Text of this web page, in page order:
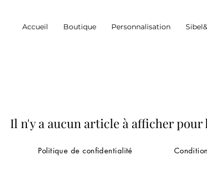
Accueil Boutique Personnalisation
Il n'y a aucun article à afficher pour
Politique de confidentialité